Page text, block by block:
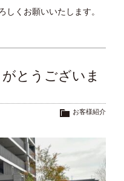
しくお願いいたします。
とうございま
お客様紹介